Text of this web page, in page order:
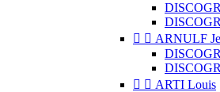
  ARNULF
  ARTI Louis